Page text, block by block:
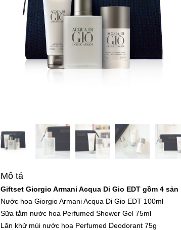
Mô tả
Giftset Giorgio Armani Acqua Di Gio EDT gồm 4 sản
Nước hoa Giorgio Armani Acqua Di Gio EDT 100ml
Sữa tắm nước hoa Perfumed Shower Gel 75ml
Lăn khử mùi nước hoa Perfumed Deodorant 75g